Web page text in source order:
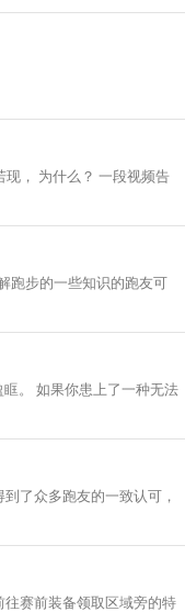
， 为什么？ 一段视频告
跑步的一些知识的跑友可
。 如果你患上了一种无法
了众多跑友的一致认可，
往赛前装备领取区域旁的特